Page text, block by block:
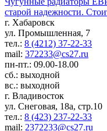
старой надежности.
г. Хабаровск
ул. Промышленная, 7
тел.: 8 (4212) 37-22-33
mail: 372233@cs27.ru
пн-пт.: 09.00-18.00
сб.: выходной
вс.: выходной
г. Владивосток
ул. Снеговая, 18а, стр.10
тел.: 8 (423) 237-22-33
mail: 2372233@cs27.ru